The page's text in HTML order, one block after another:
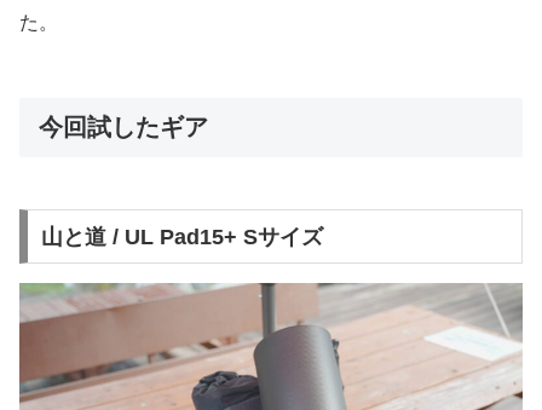
た。
今回試したギア
山と道 / UL Pad15+ Sサイズ